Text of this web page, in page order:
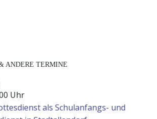
ANDERE TERMINE
Uhr
als Schulanfangs- und